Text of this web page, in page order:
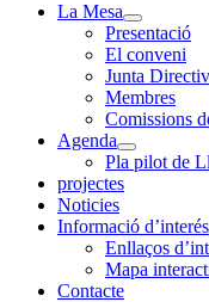
La Mesa
Presentació
El conveni
Junta
Membres
Comissions
Agenda
Pla pilot de
projectes
Noticies
Informació d’interés
Enllaços
Mapa
Contacte